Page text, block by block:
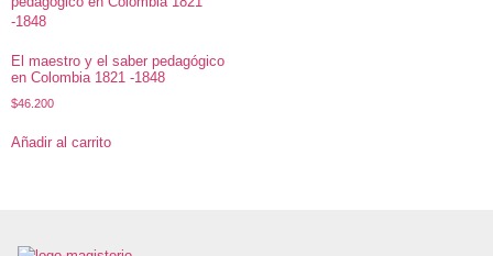
El maestro y el saber pedagógico
en Colombia 1821 -1848
$46.200
Añadir al carrito